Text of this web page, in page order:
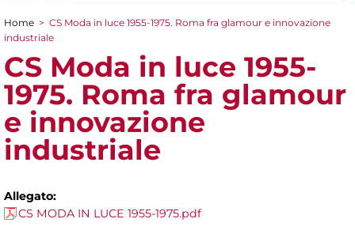
Tu sei qui
Home > CS Moda in luce 1955-1975. Roma fra glamour e innovazione
industriale
CS Moda in luce 1955-
1975. Roma fra glamour
e innovazione
industriale
Allegato:
CS MODA IN LUCE 1955-1975.pdf